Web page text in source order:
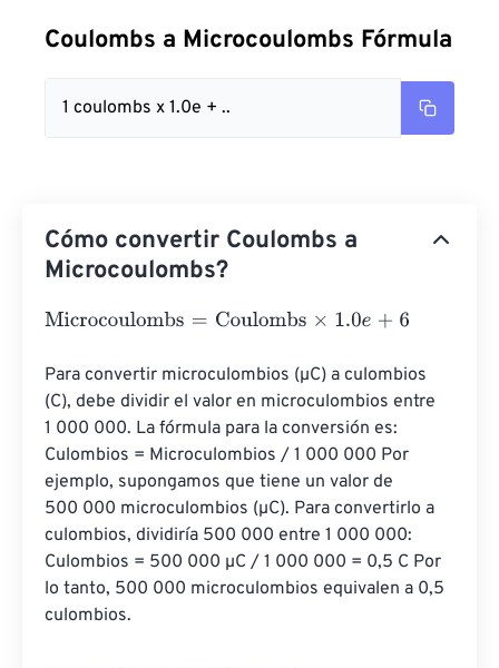
Coulombs a Microcoulombs Fórmula
1 coulombs x 1.0e + ..
Cómo convertir Coulombs a
Microcoulombs?
Microcoulombs=Coulombs×1.0e+ 6
Para convertir microculombios (µC) a culombios
(C), debe dividir el valor en microculombios entre
1 000 000. La fórmula para la conversión es:
Culombios = Microculombios / 1 000 000 Por
ejemplo, supongamos que tiene un valor de
500 000 microculombios (µC). Para convertirlo a
culombios, dividiría 500 000 entre 1 000 000:
Culombios = 500 000 µC / 1 000 000 = 0,5 C Por
lo tanto, 500 000 microculombios equivalen a 0,5
culombios.